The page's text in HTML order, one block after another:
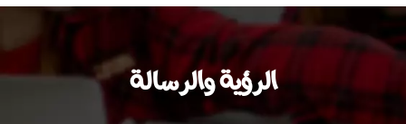
الرؤية والرسالة